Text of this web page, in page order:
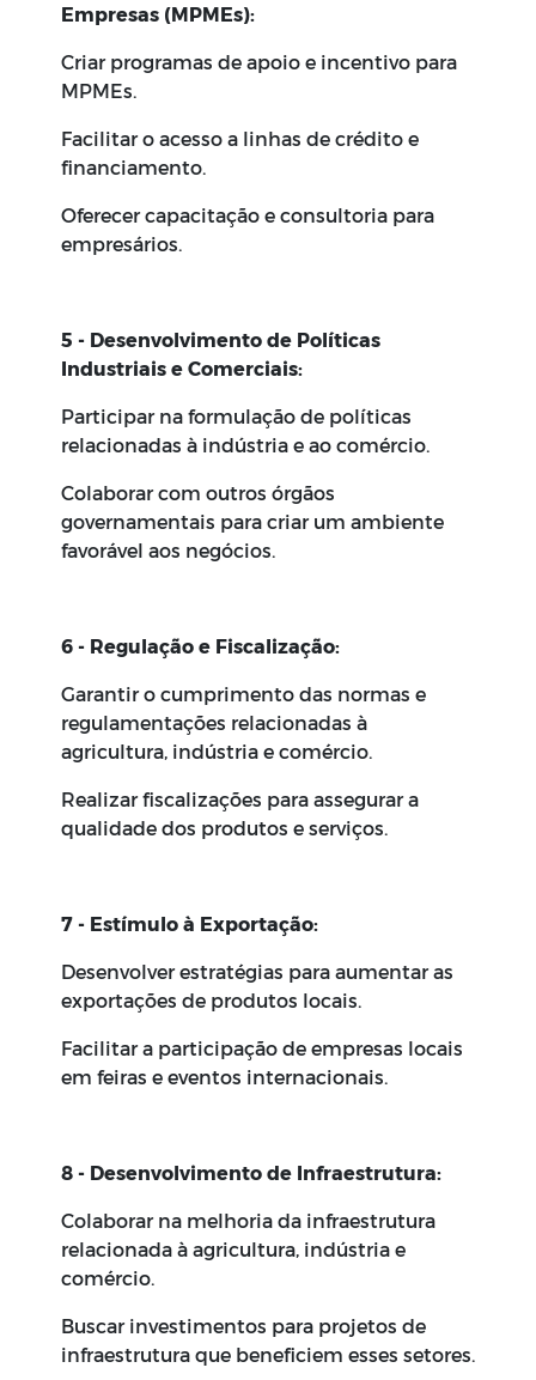
Empresas (MPMEs):
Criar programas de apoio e incentivo para
MPMEs.
Facilitar o acesso a linhas de crédito e
financiamento.
Oferecer capacitação e consultoria para
empresários.
5 - Desenvolvimento de Políticas
Industriais e Comerciais:
Participar na formulação de políticas
relacionadas à indústria e ao comércio.
Colaborar com outros órgãos
governamentais para criar um ambiente
favorável aos negócios.
6 - Regulação e Fiscalização:
Garantir o cumprimento das normas e
regulamentações relacionadas à
agricultura, indústria e comércio.
Realizar fiscalizações para assegurar a
qualidade dos produtos e serviços.
7 - Estímulo à Exportação:
Desenvolver estratégias para aumentar as
exportações de produtos locais.
Facilitar a participação de empresas locais
em feiras e eventos internacionais.
8 - Desenvolvimento de Infraestrutura:
Colaborar na melhoria da infraestrutura
relacionada à agricultura, indústria e
comércio.
Buscar investimentos para projetos de
infraestrutura que beneficiem esses setores.